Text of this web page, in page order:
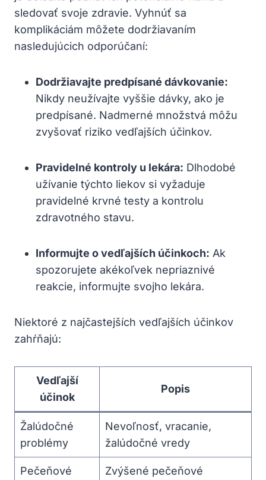
sledovať svoje zdravie. Vyhnúť sa
komplikáciám môžete dodržiavaním
nasledujúcich odporúčaní:
Dodržiavajte predpísané dávkovanie:
Nikdy neužívajte vyššie dávky, ako je
predpísané. Nadmerné množstvá môžu
zvyšovať riziko vedľajších účinkov.
Pravidelné kontroly u lekára: Dlhodobé
užívanie týchto liekov si vyžaduje
pravidelné krvné testy a kontrolu
zdravotného stavu.
Informujte o vedľajších účinkoch: Ak
spozorujete akékoľvek nepriaznivé
reakcie, informujte svojho lekára.
Niektoré z najčastejších vedľajších účinkov
zahŕňajú:
Vedľajší
účinok
Popis
Žalúdočné
problémy
Nevoľnosť, vracanie,
žalúdočné vredy
Pečeňové
Zvýšené pečeňové